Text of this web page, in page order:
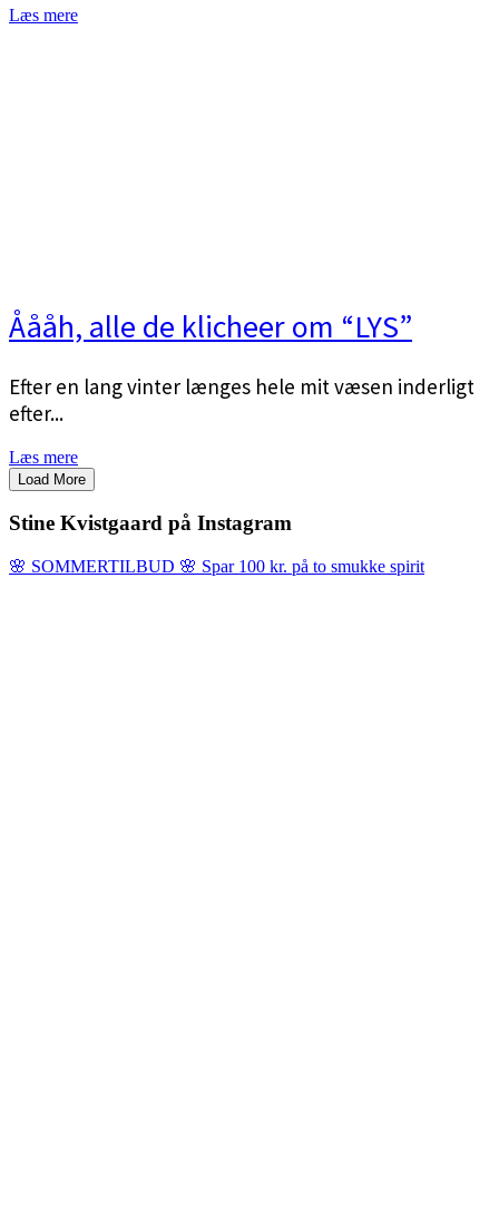
Læs mere
Åååh, alle de klicheer om “LYS”
Efter en lang vinter længes hele mit væsen inderligt
efter...
Læs mere
Load More
Stine Kvistgaard på Instagram
🌸 SOMMERTILBUD 🌸 Spar 100 kr. på to smukke spirit